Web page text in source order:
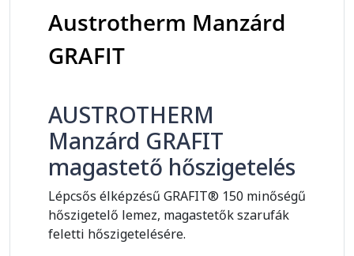
Austrotherm Manzárd
GRAFIT
AUSTROTHERM
Manzárd GRAFIT
magastető hőszigetelés
Lépcsős élképzésű GRAFIT® 150 minőségű
hőszigetelő lemez, magastetők szarufák
feletti hőszigetelésére.